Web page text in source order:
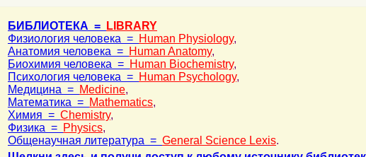
БИБЛИОТЕКА =
LIBRARY
Физиология человека = Human Physiology,
Анатомия человека = Human Anatomy,
Биохимия человека = Human Biochemistry,
Психология человека = Human Psychology,
Медицина = Medicine,
Математика = Mathematics,
Химия = Chemistry,
Физика = Physics,
Общенаучная литература = General Science Lexis.